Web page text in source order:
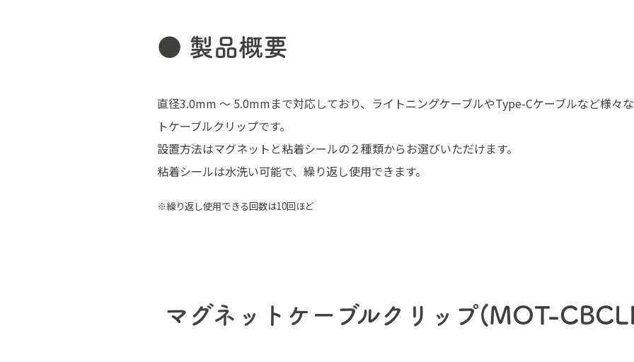
● 製品概要
直径3.0mm ～ 5.0mmまで対応しており、ライトニングケーブルやType-Cケーブルなど様々
トケーブルクリップです。
設置方法はマグネットと粘着シールの２種類からお選びいただけます。
粘着シールは水洗い可能で、繰り返し使用できます。
※繰り返し使用できる回数は10回ほど
マグネットケーブルクリップ(MOT-